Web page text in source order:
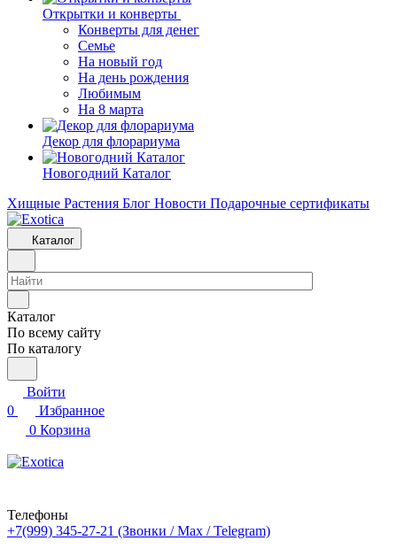
Открытки и конверты
Конверты для денег
Семье
На новый год
На день рождения
Любимым
На 8 марта
Декор для флорариума
Новогодний Каталог
Хищные Растения Блог Новости Подарочные сертификаты
Каталог
Каталог
По всему сайту
По каталогу
Войти
0
Избранное
0 Корзина
Телефоны
+7(999) 345-27-21 (Звонки / Max / Telegram)